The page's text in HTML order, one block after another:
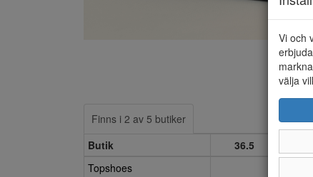
Finns i 2 av 5 butiker
Butik
36.5
Topshoes
Vi och
välja